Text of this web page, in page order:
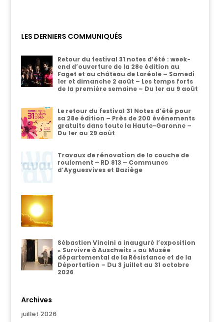
LES DERNIERS COMMUNIQUÉS
Retour du festival 31 notes d’été : week-
end d’ouverture de la 28e édition au
Faget et au château de Laréole – Samedi
1er et dimanche 2 août – Les temps forts
de la première semaine – Du 1er au 9 août
Le retour du festival 31 Notes d’été pour
sa 28e édition – Près de 200 événements
gratuits dans toute la Haute-Garonne –
Du 1er au 29 août
Travaux de rénovation de la couche de
roulement – RD 813 – Communes
d’Ayguesvives et Baziège
Sébastien Vincini a inauguré l’exposition
« Survivre à Auschwitz » au Musée
départemental de la Résistance et de la
Déportation – Du 3 juillet au 31 octobre
2026
Archives
juillet 2026